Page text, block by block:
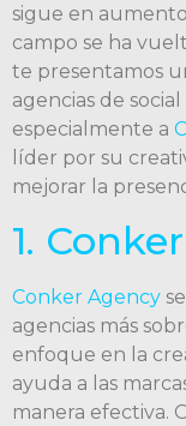
sigue en
campo se ha
te presentamos
agencias de
especialmente a
líder por su
mejorar la
1.
Conker Agency
agencias más
enfoque en la
ayuda a las
manera efectiva.